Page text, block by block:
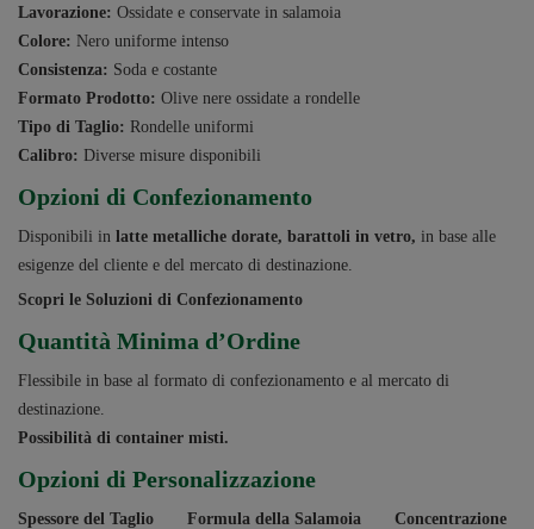
Lavorazione: Ossidate e conservate in salamoia
Colore: Nero uniforme intenso
Consistenza: Soda e costante
Formato Prodotto: Olive nere ossidate a rondelle
Tipo di Taglio: Rondelle uniformi
Calibro: Diverse misure disponibili
Opzioni di Confezionamento
Disponibili in latte metalliche dorate, barattoli in vetro, in base alle
esigenze del cliente e del mercato di destinazione.
Scopri le Soluzioni di Confezionamento
Quantità Minima d’Ordine
Flessibile in base al formato di confezionamento e al mercato di
destinazione.
Possibilità di container misti.
Opzioni di Personalizzazione
Spessore del Taglio Formula della Salamoia
Concentrazione